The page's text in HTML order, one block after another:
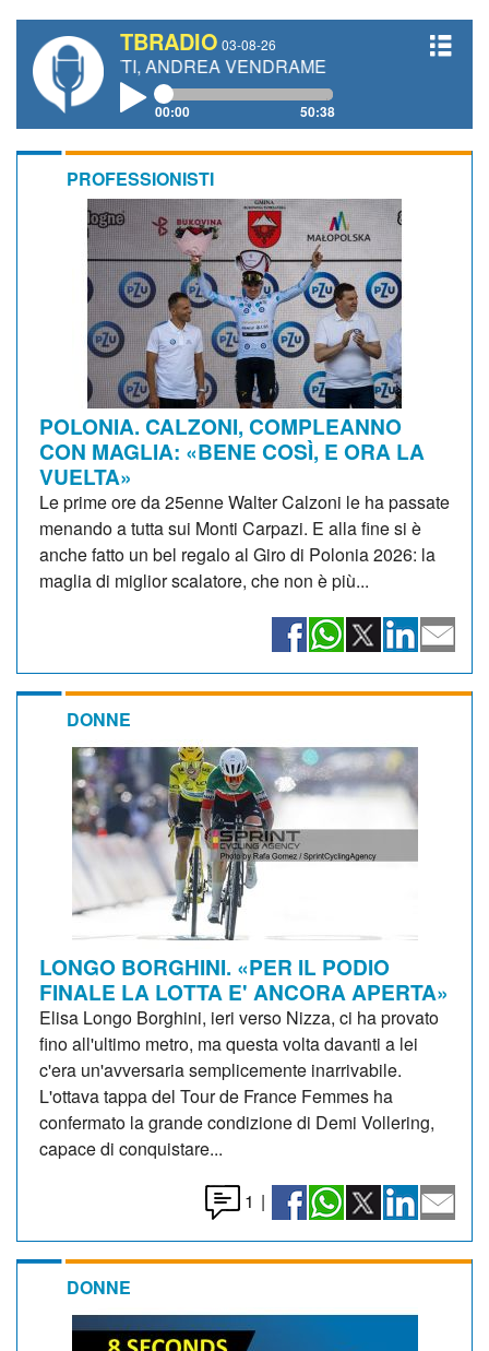
TBRADIO 03-08-26
ANDREA VENDRAME, FILIPPO FIORELLI
00:00 50:38
PROFESSIONISTI
POLONIA. CALZONI, COMPLEANNO
CON MAGLIA: «BENE COSÌ, E ORA LA
VUELTA»
Le prime ore da 25enne Walter Calzoni le ha passate
menando a tutta sui Monti Carpazi. E alla fine si è
anche fatto un bel regalo al Giro di Polonia 2026: la
maglia di miglior scalatore, che non è più...
DONNE
LONGO BORGHINI. «PER IL PODIO
FINALE LA LOTTA E' ANCORA APERTA»
Elisa Longo Borghini, ieri verso Nizza, ci ha provato
fino all'ultimo metro, ma questa volta davanti a lei
c'era un'avversaria semplicemente inarrivabile.
L'ottava tappa del Tour de France Femmes ha
confermato la grande condizione di Demi Vollering,
capace di conquistare...
1 |
DONNE